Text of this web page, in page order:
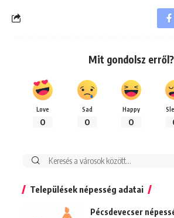
Mit gondolsz erről?
Love
0
Sad
0
Happy
0
Keresés:
Települések népesség adatai
Pécsdevecser